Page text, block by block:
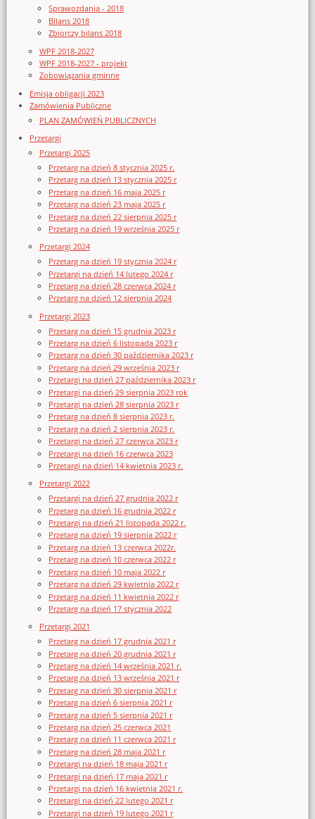
Sprawozdania - 2018
Bilans 2018
Zbiorczy bilans 2018
WPF 2018-2027
WPF 2018-2027 - projekt
Zobowiązania gminne
Emisja obligacji 2023
Zamówienia Publiczne
PLAN ZAMÓWIEŃ PUBLICZNYCH
Przetargi
Przetargi 2025
Przetarg na dzień 8 stycznia 2025 r.
Przetarg na dzień 13 stycznia 2025 r
Przetarg na dzień 16 maja 2025 r
Przetarg na dzień 23 maja 2025 r
Przetarg na dzień 22 sierpnia 2025 r
Przetarg na dzień 19 września 2025 r
Przetargi 2024
Przetarg na dzień 19 stycznia 2024 r
Przetargi na dzień 14 lutego 2024 r
Przetarg na dzień 28 czerwca 2024 r
Przetarg na dzień 12 sierpnia 2024
Przetargi 2023
Przetarg na dzień 15 grudnia 2023 r
Przetarg na dzień 6 listopada 2023 r
Przetarg na dzień 30 października 2023 r
Przetarg na dzień 29 września 2023 r
Przetargi na dzień 27 października 2023 r
Przetargi na dzień 29 sierpnia 2023 rok
Przetargi na dzień 28 sierpnia 2023 r
Przetarg na dzień 8 sierpnia 2023 r.
Przetarg na dzień 2 sierpnia 2023 r.
Przetargi na dzień 27 czerwca 2023 r
Przetargi na dzień 16 czerwca 2023
Przetargi na dzień 14 kwietnia 2023 r.
Przetargi 2022
Przetargi na dzień 27 grudnia 2022 r
Przetarg na dzień 16 grudnia 2022 r
Przetargi na dzień 21 listopada 2022 r.
Przetarg na dzień 19 sierpnia 2022 r
Przetarg na dzień 13 czerwca 2022r.
Przetarg na dzień 10 czerwca 2022 r
Przetarg na dzień 10 maja 2022 r
Przetarg na dzień 29 kwietnia 2022 r
Przetarg na dzień 11 kwietnia 2022 r
Przetarg na dzień 17 stycznia 2022
Przetargi 2021
Przetarg na dzień 17 grudnia 2021 r
Przetarg na dzień 20 grudnia 2021 r
Przetarg na dzień 14 września 2021 r.
Przetarg na dzień 13 września 2021 r
Przetarg na dzień 30 sierpnia 2021 r
Przetarg na dzień 6 sierpnia 2021 r
Przetarg na dzień 5 sierpnia 2021 r
Przetarg na dzień 25 czerwca 2021
Przetarg na dzień 11 czerwca 2021 r
Przetarg na dzień 28 maja 2021 r
Przetargi na dzień 18 maja 2021 r
Przetargi na dzień 17 maja 2021 r
Przetargi na dzień 16 kwietnia 2021 r.
Przetargi na dzień 22 lutego 2021 r
Przetargi na dzień 19 lutego 2021 r